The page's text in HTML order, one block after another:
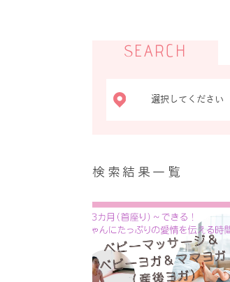
SEARCH
検索結果一覧